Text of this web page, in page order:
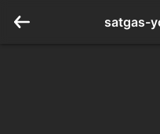
satgas-